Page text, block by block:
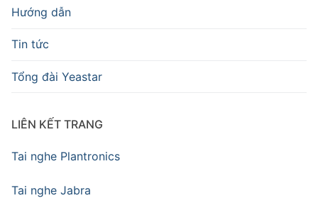
Hướng dẫn
Tin tức
Tổng đài Yeastar
LIÊN KẾT TRANG
Tai nghe Plantronics
Tai nghe Jabra